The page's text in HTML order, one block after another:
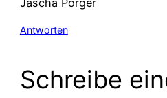
Jascha Porger
Antworten
Schreibe